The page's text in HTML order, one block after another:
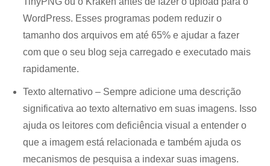
WordPress. Esses programas podem reduzir o
tamanho dos arquivos em até 65% e ajudar a fazer
com que o seu blog seja carregado e executado mais
rapidamente.
Texto alternativo – Sempre adicione uma descrição
significativa ao texto alternativo em suas imagens. Isso
ajuda os leitores com deficiência visual a entender o
que a imagem está relacionada e também ajuda os
mecanismos de pesquisa a indexar suas imagens.